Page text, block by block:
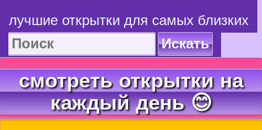
лучшие открытки для самых близких
Искать
смотреть открытки на
каждый день 😊